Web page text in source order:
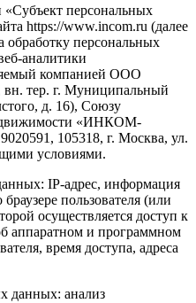
персональных
https://www.incom.ru (далее
персональных
аналитики
компанией ООО
тер. г. Муниципальный
д. 16), Союзу
«ИНКОМ-
105318, г. Москва, ул.
условиями.
IP-адрес, информация
пользователя (или
осуществляется доступ к
аппаратном и программном
время доступа, адреса
данных: анализ